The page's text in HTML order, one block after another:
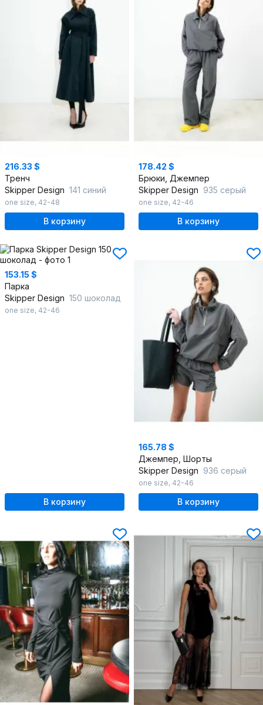
216.33 $
Тренч
Skipper Design 141 синий
one size, 42-48
В корзину
178.42 $
Брюки, Джемпер
Skipper Design 935 серый
one size, 42-46
В корзину
153.15 $
Парка
Skipper Design 150 шоколад
one size, 42-46
В корзину
165.78 $
Джемпер, Шорты
Skipper Design 936 серый
one size, 42-46
В корзину